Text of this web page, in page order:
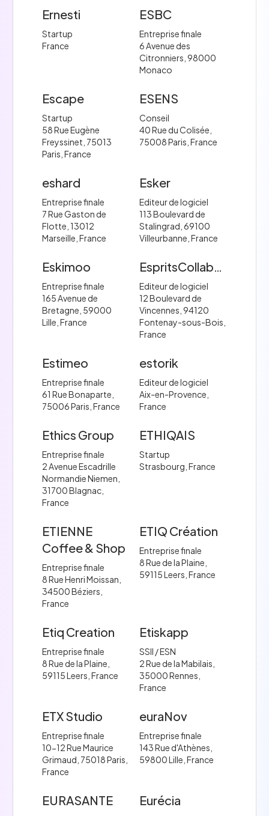
Ernesti
Startup
France
ESBC
Entreprise finale
6 Avenue des
Citronniers, 98000
Monaco
Escape
Startup
58 Rue Eugène
Freyssinet, 75013
Paris, France
ESENS
Conseil
40 Rue du Colisée,
75008 Paris, France
eshard
Entreprise finale
7 Rue Gaston de
Flotte, 13012
Marseille, France
Esker
Editeur de logiciel
113 Boulevard de
Stalingrad, 69100
Villeurbanne, France
Eskimoo
Entreprise finale
165 Avenue de
Bretagne, 59000
Lille, France
EspritsCollaboratifs
Editeur de logiciel
12 Boulevard de
Vincennes, 94120
Fontenay-sous-Bois,
France
Estimeo
Entreprise finale
61 Rue Bonaparte,
75006 Paris, France
estorik
Editeur de logiciel
Aix-en-Provence,
France
Ethics Group
Entreprise finale
2 Avenue Escadrille
Normandie Niemen,
31700 Blagnac,
France
ETHIQAIS
Startup
Strasbourg, France
ETIENNE
Coffee & Shop
Entreprise finale
8 Rue Henri Moissan,
34500 Béziers,
France
ETIQ Création
Entreprise finale
8 Rue de la Plaine,
59115 Leers, France
Etiq Creation
Entreprise finale
8 Rue de la Plaine,
59115 Leers, France
Etiskapp
SSII / ESN
2 Rue de la Mabilais,
35000 Rennes,
France
ETX Studio
Entreprise finale
10-12 Rue Maurice
Grimaud, 75018 Paris,
France
euraNov
Entreprise finale
143 Rue d'Athènes,
59800 Lille, France
EURASANTE Eurécia